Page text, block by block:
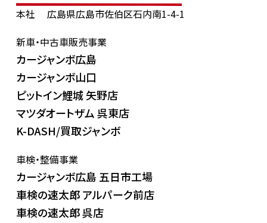
本社
広島県広島市佐伯区石内南1-4-1
新車・中古車販売事業
カージャンボ広島
カージャンボ山口
ピットイン鯉城 矢野店
マツダオートザム 呉東店
K-DASH/買取ジャンボ
車検・整備事業
カージャンボ広島 五日市工場
車検の速太郎 アルパーク前店
車検の速太郎 呉店